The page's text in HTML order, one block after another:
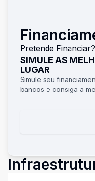
Pretende Financiar?
SIMULE AS
LUGAR
Simule seu
bancos e consiga a